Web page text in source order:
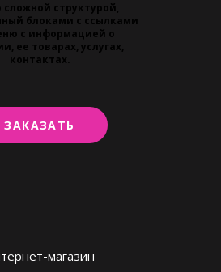
сложной структурой,
блоками с ссылками
с информацией о
ее товарах, услугах,
контактах.
ЗАКАЗАТЬ
магазин